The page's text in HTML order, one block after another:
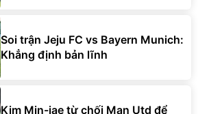
Soi trận Jeju FC vs Bayern Munich:
Khẳng định bản lĩnh
Kim Min-jae từ chối Man Utd để